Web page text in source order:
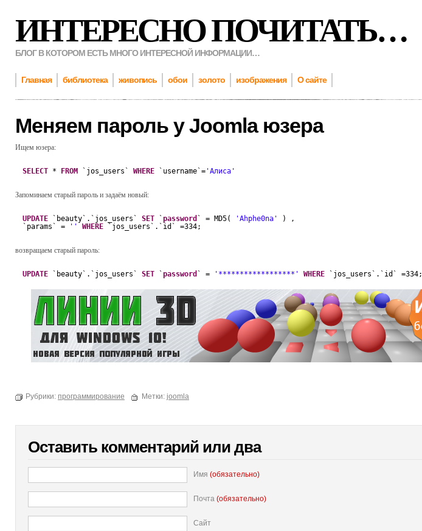
ИНТЕРЕСНО ПОЧИТАТЬ…
БЛОГ В КОТОРОМ ЕСТЬ МНОГО ИНТЕРЕСНОЙ ИНФОРМАЦИИ…
Главная библиотека живопись обои золото изображения О сайте
Меняем пароль у Joomla юзера
Ищем юзера:
SELECT * FROM `jos_users` WHERE `username`= 'Алиса'
Запоминаем старый пароль и задаём новый:
UPDATE `beauty`.`jos_users` SET `password ` = MD5( 'Ahphe0na'
) ,
`params` =
'' WHERE `jos_users`.`id` =334;
возвращаем старый пароль:
UPDATE `beauty`.`jos_users` SET `password ` = '******************' WHERE `jos_users`.`id` =334;
Рубрики: программирование Метки: joomla
Оставить комментарий или два
Имя (обязательно)
Почта (обязательно)
Сайт